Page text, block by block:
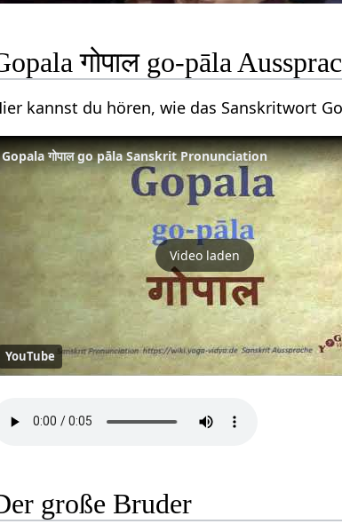
गोपाल go-pāla
kannst du hören, wie das Sanskritwort
Gopala गोपाल go pāla Sanskrit Pronunciation
Video laden
YouTube
große Bruder